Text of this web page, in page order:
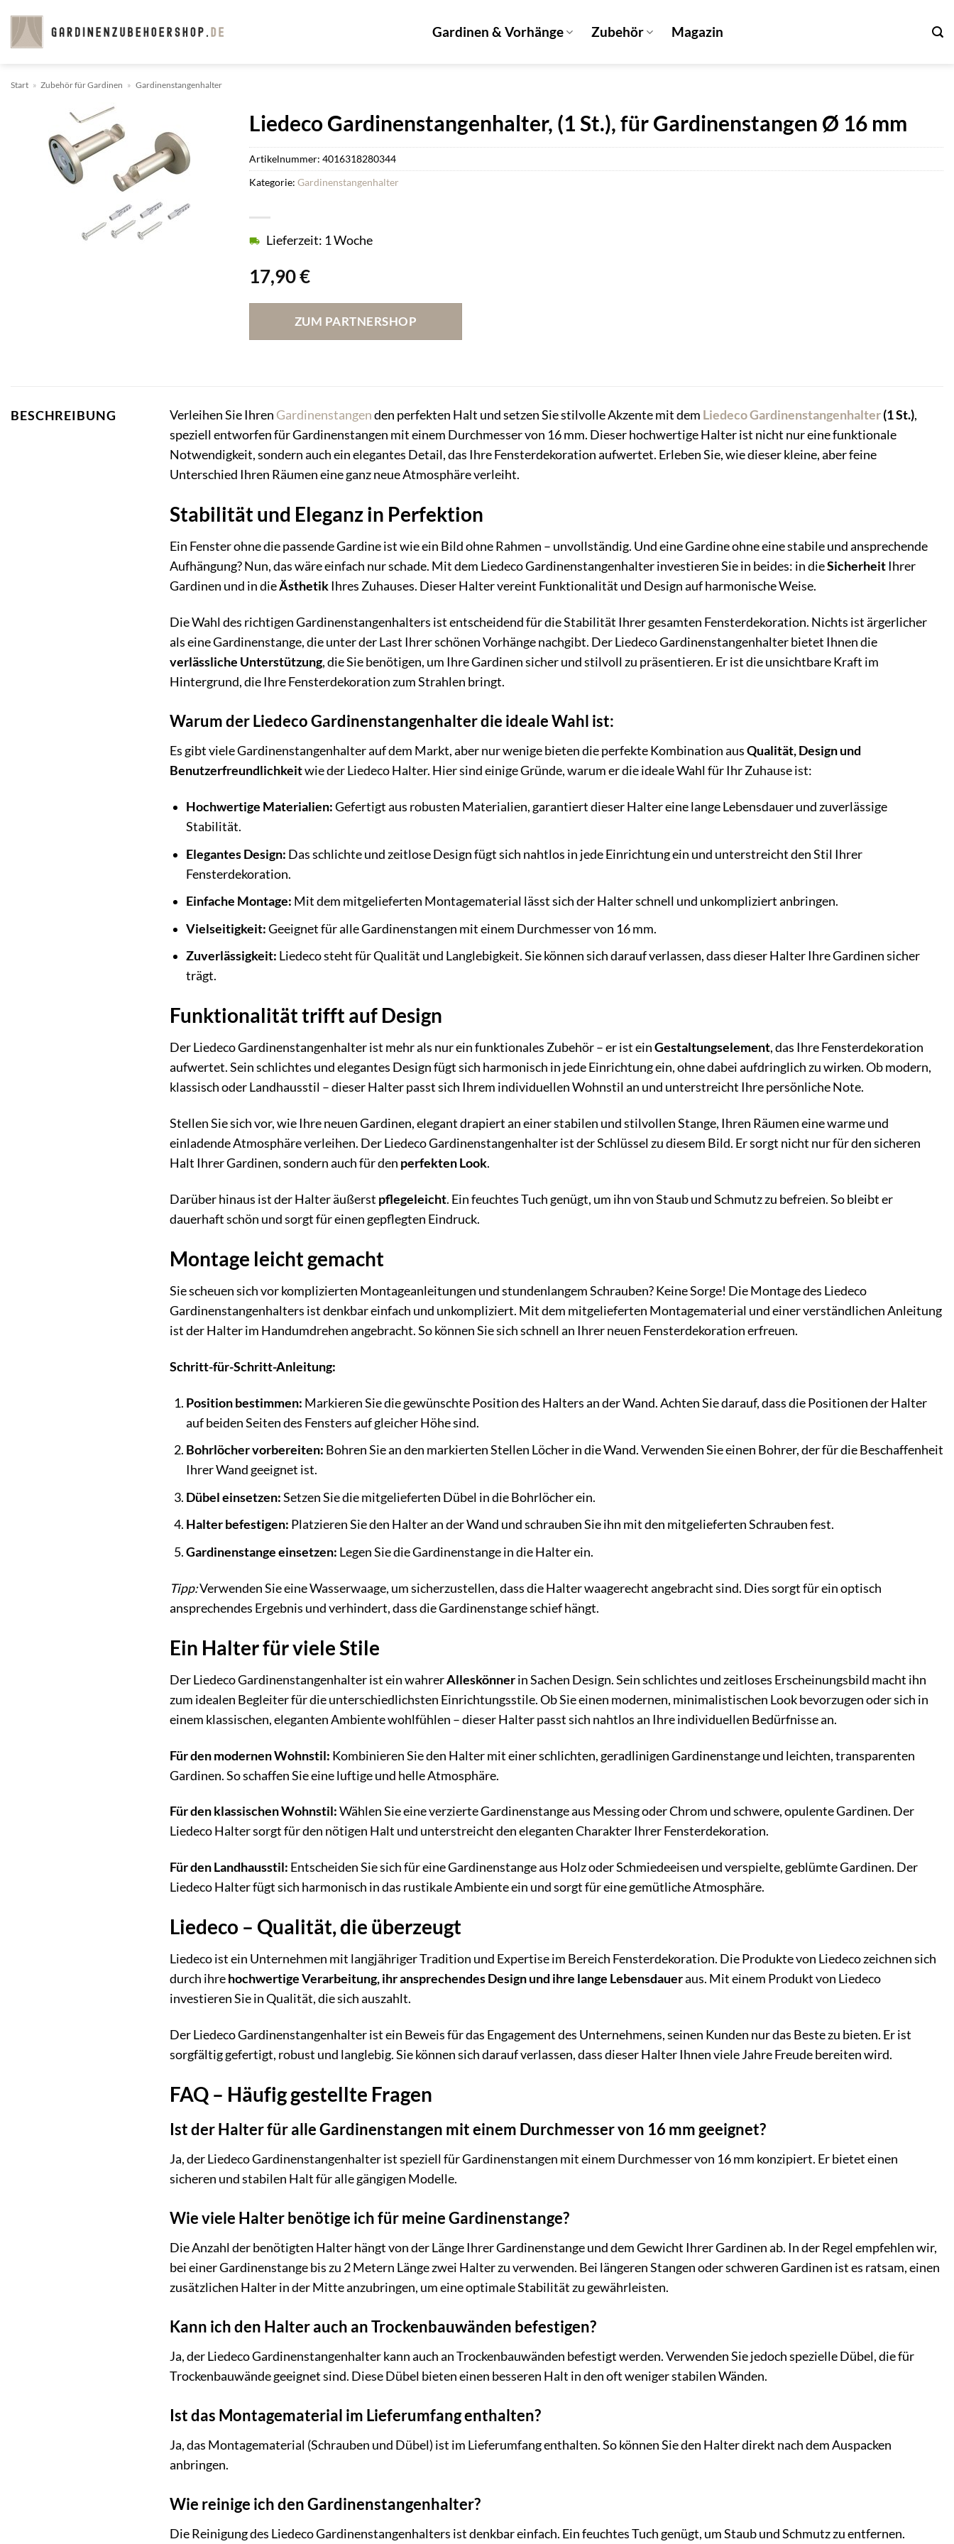
Inhalt
springen
Gardinen & Vorhänge Zubehör Magazin
Start » Zubehör für Gardinen » Gardinenstangenhalter
Liedeco Gardinenstangenhalter, (1 St.), für Gardinenstangen Ø 16 mm
17,90€
Lieferzeit: 1 Woche
ZUM PARTNERSHOP
Artikelnummer: 4016318280344
Kategorie: Gardinenstangenhalter
BESCHREIBUNG Verleihen Sie Ihren Gardinenstangenden perfekten Halt und setzen Sie stilvolle Akzente mit dem LiedecoGardinenstangenhalter(1 St.),
speziell entworfen für Gardinenstangen mit einem Durchmesser von 16 mm. Dieser hochwertige Halter ist nicht nur eine funktionale
Notwendigkeit, sondern auch ein elegantes Detail, das Ihre Fensterdekoration aufwertet. Erleben Sie, wie dieser kleine, aber feine
Unterschied Ihren Räumen eine ganz neue Atmosphäre verleiht.
Stabilität und Eleganz in Perfektion
Ein Fenster ohne die passende Gardine ist wie ein Bild ohne Rahmen – unvollständig. Und eine Gardine ohne eine stabile und ansprechende
Aufhängung? Nun, das wäre einfach nur schade. Mit dem Liedeco Gardinenstangenhalter investieren Sie in beides: in dieSicherheitIhrer
Gardinen und in dieÄsthetikIhres Zuhauses. Dieser Halter vereint Funktionalität und Design auf harmonische Weise.
Die Wahl des richtigen Gardinenstangenhalters ist entscheidend für die Stabilität Ihrer gesamten Fensterdekoration. Nichts ist ärgerlicher
als eine Gardinenstange, die unter der Last Ihrer schönen Vorhänge nachgibt. Der Liedeco Gardinenstangenhalter bietet Ihnen die
verlässliche Unterstützung, die Sie benötigen, um Ihre Gardinen sicher und stilvoll zu präsentieren. Er ist die unsichtbare Kraft im
Hintergrund, die Ihre Fensterdekoration zum Strahlen bringt.
Warum der Liedeco Gardinenstangenhalter die ideale Wahl ist:
Es gibt viele Gardinenstangenhalter auf dem Markt, aber nur wenige bieten die perfekte Kombination ausQualität, Design und
Benutzerfreundlichkeitwie der Liedeco Halter. Hier sind einige Gründe, warum er die ideale Wahl für Ihr Zuhause ist:
Hochwertige Materialien:Gefertigt aus robusten Materialien, garantiert dieser Halter eine lange Lebensdauer und zuverlässige
Stabilität.
Elegantes Design: Das schlichte und zeitlose Design fügt sich nahtlos in jede Einrichtung ein und unterstreicht den Stil Ihrer
Fensterdekoration.
Einfache Montage: Mit dem mitgelieferten Montagematerial lässt sich der Halter schnell und unkompliziert anbringen.
Vielseitigkeit:Geeignet für alle Gardinenstangen mit einem Durchmesser von 16 mm.
Zuverlässigkeit: Liedeco steht für Qualität und Langlebigkeit. Sie können sich darauf verlassen, dass dieser Halter Ihre Gardinen sicher
trägt.
Funktionalität trifft auf Design
Der Liedeco Gardinenstangenhalter ist mehr als nur ein funktionales Zubehör – er ist einGestaltungselement, das Ihre Fensterdekoration
aufwertet. Sein schlichtes und elegantes Design fügt sich harmonisch in jede Einrichtung ein, ohne dabei aufdringlich zu wirken. Ob modern,
klassisch oder Landhausstil – dieser Halter passt sich Ihrem individuellen Wohnstil an und unterstreicht Ihre persönliche Note.
Stellen Sie sich vor, wie Ihre neuen Gardinen, elegant drapiert an einer stabilen und stilvollen Stange, Ihren Räumen eine warme und
einladende Atmosphäre verleihen. Der Liedeco Gardinenstangenhalter ist der Schlüssel zu diesem Bild. Er sorgt nicht nur für den sicheren
Halt Ihrer Gardinen, sondern auch für den perfekten Look.
Darüber hinaus ist der Halter äußerst pflegeleicht. Ein feuchtes Tuch genügt, um ihn von Staub und Schmutz zu befreien. So bleibt er
dauerhaft schön und sorgt für einen gepflegten Eindruck.
Montage leicht gemacht
Sie scheuen sich vor komplizierten Montageanleitungen und stundenlangem Schrauben? Keine Sorge! Die Montage des Liedeco
Gardinenstangenhalters ist denkbar einfach und unkompliziert. Mit dem mitgelieferten Montagematerial und einer verständlichen Anleitung
ist der Halter im Handumdrehen angebracht. So können Sie sich schnell an Ihrer neuen Fensterdekoration erfreuen.
Schritt-für-Schritt-Anleitung:
Position bestimmen: Markieren Sie die gewünschte Position des Halters an der Wand. Achten Sie darauf, dass die Positionen der Halter
auf beiden Seiten des Fensters auf gleicher Höhe sind.
Bohrlöcher vorbereiten: Bohren Sie an den markierten Stellen Löcher in die Wand. Verwenden Sie einen Bohrer, der für die Beschaffenheit
Ihrer Wand geeignet ist.
Dübel einsetzen:Setzen Sie die mitgelieferten Dübel in die Bohrlöcher ein.
Halter befestigen: Platzieren Sie den Halter an der Wand und schrauben Sie ihn mit den mitgelieferten Schrauben fest.
Gardinenstange einsetzen: Legen Sie die Gardinenstange in die Halter ein.
Tipp:Verwenden Sie eine Wasserwaage, um sicherzustellen, dass die Halter waagerecht angebracht sind. Dies sorgt für ein optisch
ansprechendes Ergebnis und verhindert, dass die Gardinenstange schief hängt.
Ein Halter für viele Stile
Der Liedeco Gardinenstangenhalter ist ein wahrerAlleskönnerin Sachen Design. Sein schlichtes und zeitloses Erscheinungsbild macht ihn
zum idealen Begleiter für die unterschiedlichsten Einrichtungsstile. Ob Sie einen modernen, minimalistischen Look bevorzugen oder sich in
einem klassischen, eleganten Ambiente wohlfühlen – dieser Halter passt sich nahtlos an Ihre individuellen Bedürfnisse an.
Für den modernen Wohnstil: Kombinieren Sie den Halter mit einer schlichten, geradlinigen Gardinenstange und leichten, transparenten
Gardinen. So schaffen Sie eine luftige und helle Atmosphäre.
Für den klassischen Wohnstil:Wählen Sie eine verzierte Gardinenstange aus Messing oder Chrom und schwere, opulente Gardinen. Der
Liedeco Halter sorgt für den nötigen Halt und unterstreicht den eleganten Charakter Ihrer Fensterdekoration.
Für den Landhausstil: Entscheiden Sie sich für eine Gardinenstange aus Holz oder Schmiedeeisen und verspielte, geblümte Gardinen. Der
Liedeco Halter fügt sich harmonisch in das rustikale Ambiente ein und sorgt für eine gemütliche Atmosphäre.
Liedeco – Qualität, die überzeugt
Liedeco ist ein Unternehmen mit langjähriger Tradition und Expertise im Bereich Fensterdekoration. Die Produkte von Liedeco zeichnen sich
durch ihrehochwertige Verarbeitung, ihr ansprechendes Design und ihre lange Lebensdaueraus. Mit einem Produkt von Liedeco
investieren Sie in Qualität, die sich auszahlt.
Der Liedeco Gardinenstangenhalter ist ein Beweis für das Engagement des Unternehmens, seinen Kunden nur das Beste zu bieten. Er ist
sorgfältig gefertigt, robust und langlebig. Sie können sich darauf verlassen, dass dieser Halter Ihnen viele Jahre Freude bereiten wird.
FAQ – Häufig gestellte Fragen
Ist der Halter für alle Gardinenstangen mit einem Durchmesser von 16 mm geeignet?
Ja, der Liedeco Gardinenstangenhalter ist speziell für Gardinenstangen mit einem Durchmesser von 16 mm konzipiert. Er bietet einen
sicheren und stabilen Halt für alle gängigen Modelle.
Wie viele Halter benötige ich für meine Gardinenstange?
Die Anzahl der benötigten Halter hängt von der Länge Ihrer Gardinenstange und dem Gewicht Ihrer Gardinen ab. In der Regel empfehlen wir,
bei einer Gardinenstange bis zu 2 Metern Länge zwei Halter zu verwenden. Bei längeren Stangen oder schweren Gardinen ist es ratsam, einen
zusätzlichen Halter in der Mitte anzubringen, um eine optimale Stabilität zu gewährleisten.
Kann ich den Halter auch an Trockenbauwänden befestigen?
Ja, der Liedeco Gardinenstangenhalter kann auch an Trockenbauwänden befestigt werden. Verwenden Sie jedoch spezielle Dübel, die für
Trockenbauwände geeignet sind. Diese Dübel bieten einen besseren Halt in den oft weniger stabilen Wänden.
Ist das Montagematerial im Lieferumfang enthalten?
Ja, das Montagematerial (Schrauben und Dübel) ist im Lieferumfang enthalten. So können Sie den Halter direkt nach dem Auspacken
anbringen.
Wie reinige ich den Gardinenstangenhalter?
Die Reinigung des Liedeco Gardinenstangenhalters ist denkbar einfach. Ein feuchtes Tuch genügt, um Staub und Schmutz zu entfernen.